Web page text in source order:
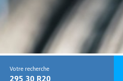
Votre recherche